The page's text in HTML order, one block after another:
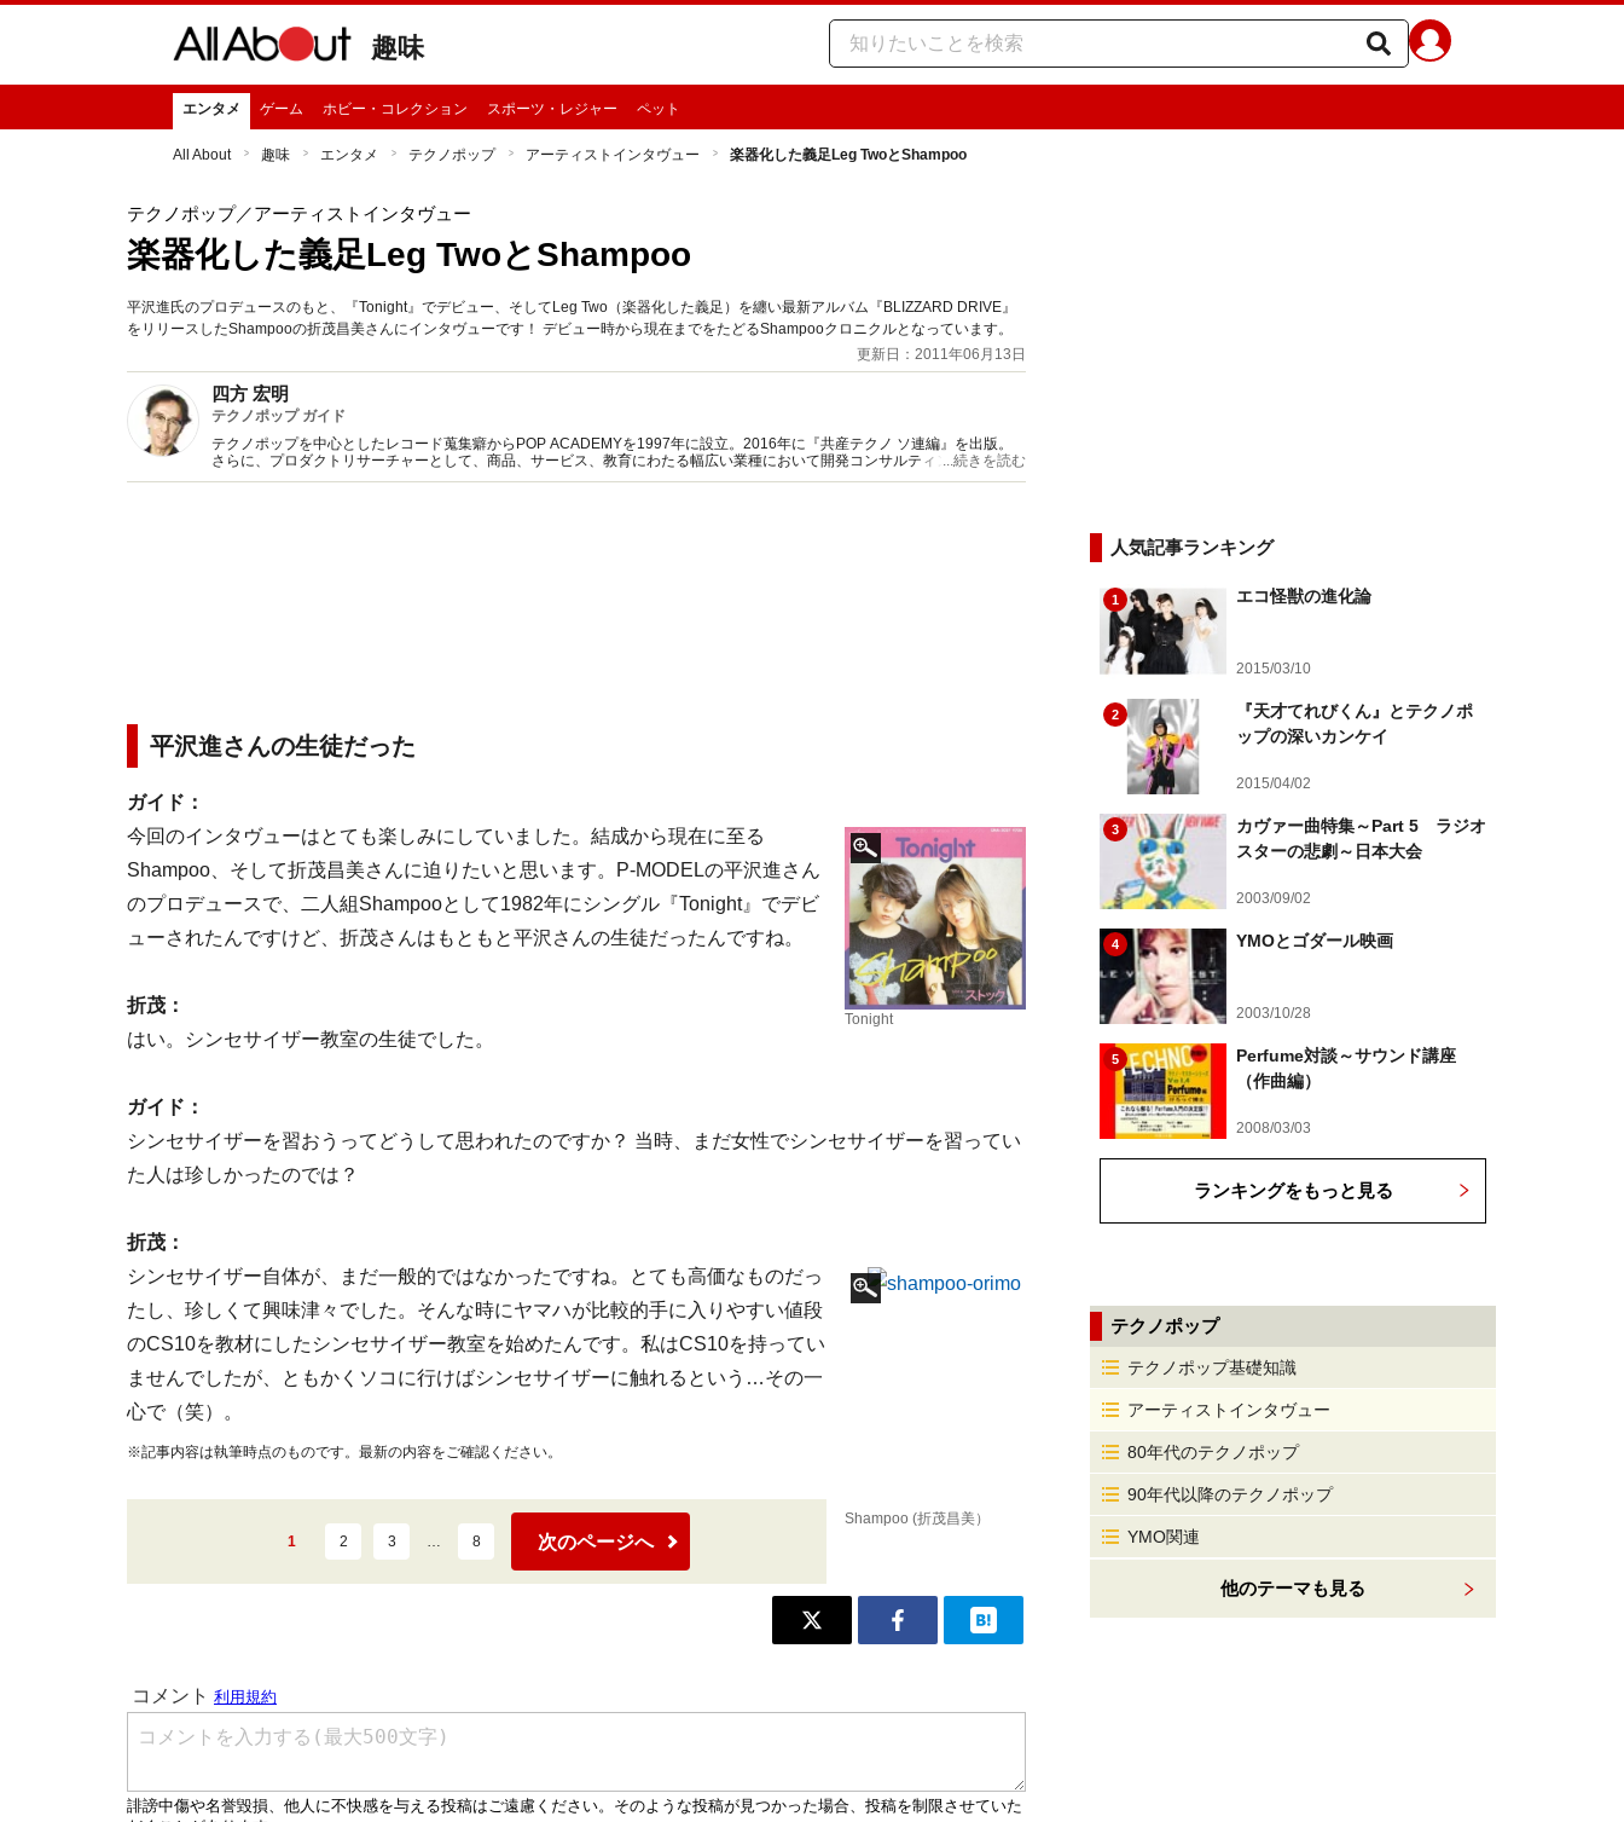
趣味
エンタメ ゲーム ホビー・コレクション スポーツ・レジャー ペット
All About 趣味 エンタメ テクノポップ アーティストインタヴュー 楽器化した義足Leg TwoとShampoo
テクノポップ／アーティストインタヴュー
楽器化した義足Leg TwoとShampoo
平沢進氏のプロデュースのもと、『Tonight』でデビュー、そしてLeg Two（楽器化した義足）を纏い最新アルバム『BLIZZARD DRIVE』
をリリースしたShampooの折茂昌美さんにインタヴューです！ デビュー時から現在までをたどるShampooクロニクルとなっています。
更新日：2011年06月13日
四方 宏明
テクノポップ ガイド
テクノポップを中心としたレコード蒐集癖からPOP ACADEMYを1997年に設立。2016年に『共産テクノ ソ連編』を出版。
さらに、プロダクトリサーチャーとして、商品、サービス、教育にわたる幅広い業種において開発コンサルティングに従事。
Twitter（hiroaki4kata）も随時更新。
...続きを読む
平沢進さんの生徒だった
ガイド：
Tonight
今回のインタヴューはとても楽しみにしていました。結成から現在に至る
Shampoo、そして折茂昌美さんに迫りたいと思います。P-MODELの平沢進さん
のプロデュースで、二人組Shampooとして1982年にシングル『Tonight』でデビ
ューされたんですけど、折茂さんはもともと平沢さんの生徒だったんですね。
折茂：
はい。シンセサイザー教室の生徒でした。
ガイド：
シンセサイザーを習おうってどうして思われたのですか？ 当時、まだ女性でシンセサイザーを習ってい
た人は珍しかったのでは？
折茂：
Shampoo (折茂昌美）
シンセサイザー自体が、まだ一般的ではなかったですね。とても高価なものだっ
たし、珍しくて興味津々でした。そんな時にヤマハが比較的手に入りやすい値段
のCS10を教材にしたシンセサイザー教室を始めたんです。私はCS10を持ってい
ませんでしたが、ともかくソコに行けばシンセサイザーに触れるという…その一
心で（笑）。
※記事内容は執筆時点のものです。最新の内容をご確認ください。
1 2 3 … 8 次のページへ
人気記事ランキング
1 エコ怪獣の進化論
2015/03/10
2
『天才てれびくん』とテクノポ
ップの深いカンケイ
2015/04/02
3
カヴァー曲特集～Part 5 ラジオ
スターの悲劇～日本大会
2003/09/02
4 YMOとゴダール映画
2003/10/28
5
Perfume対談～サウンド講座
（作曲編）
2008/03/03
ランキングをもっと見る
テクノポップ
テクノポップ基礎知識
アーティストインタヴュー
80年代のテクノポップ
90年代以降のテクノポップ
YMO関連
他のテーマも見る